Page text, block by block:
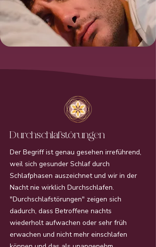
Durchschlafstörungen
Der Begriff ist genau gesehen irreführend,
weil sich gesunder Schlaf durch
Schlafphasen auszeichnet und wir in der
Nacht nie wirklich Durchschlafen.
"Durchschlafstörungen" zeigen sich
dadurch, dass Betroffene nachts
wiederholt aufwachen oder sehr früh
erwachen und nicht mehr einschlafen